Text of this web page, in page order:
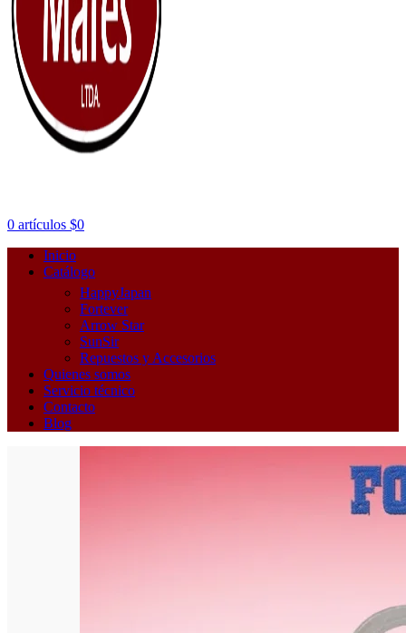
0 artículos $0
Inicio
Catálogo
HappyJapan
Fortever
Arrow Star
SunSir
Repuestos y Accesorios
Quienes somos
Servicio técnico
Contacto
Blog